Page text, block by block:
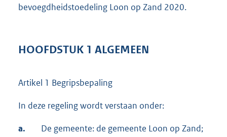
bevoegdheidstoedeling Loon op Zand 2020.
HOOFDSTUK 1 ALGEMEEN
Artikel 1 Begripsbepaling
In deze regeling wordt verstaan onder:
a. De gemeente: de gemeente Loon op Zand;